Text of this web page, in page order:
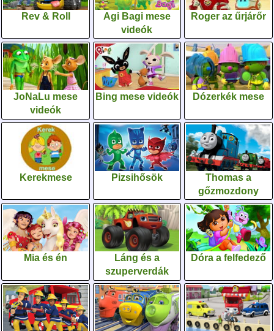
Rev & Roll
Agi Bagi mese
videók
Roger az űrjárőr
JoNaLu mese
videók
Bing mese videók Dózerkék mese
Kerekmese Pizsihősök
Thomas a
gőzmozdony
Mia és én
Láng és a
szuperverdák
Dóra a felfedező